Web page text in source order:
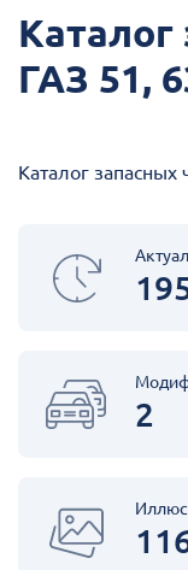
Каталог
ГАЗ 51,
Каталог
2